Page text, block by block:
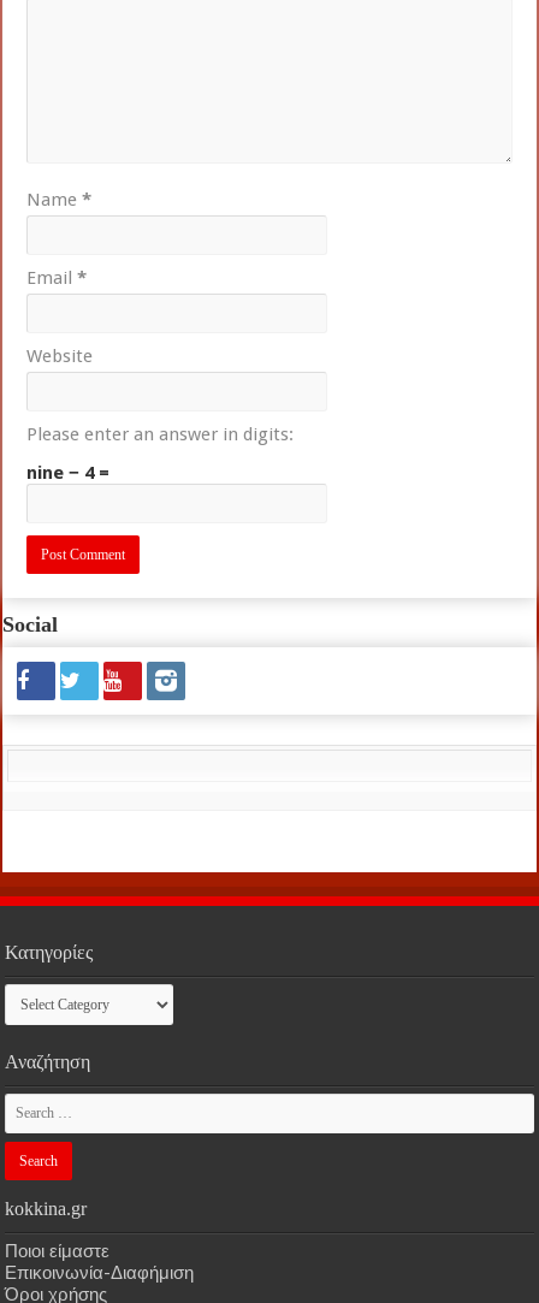
Name*
Email*
Website
Please enter an answer in digits:
nine − 4 =
Social
Κατηγορίες
Κατηγορίες
Αναζήτηση
kokkina.gr
Ποιοι είμαστε
Επικοινωνία-Διαφήμιση
Όροι χρήσης